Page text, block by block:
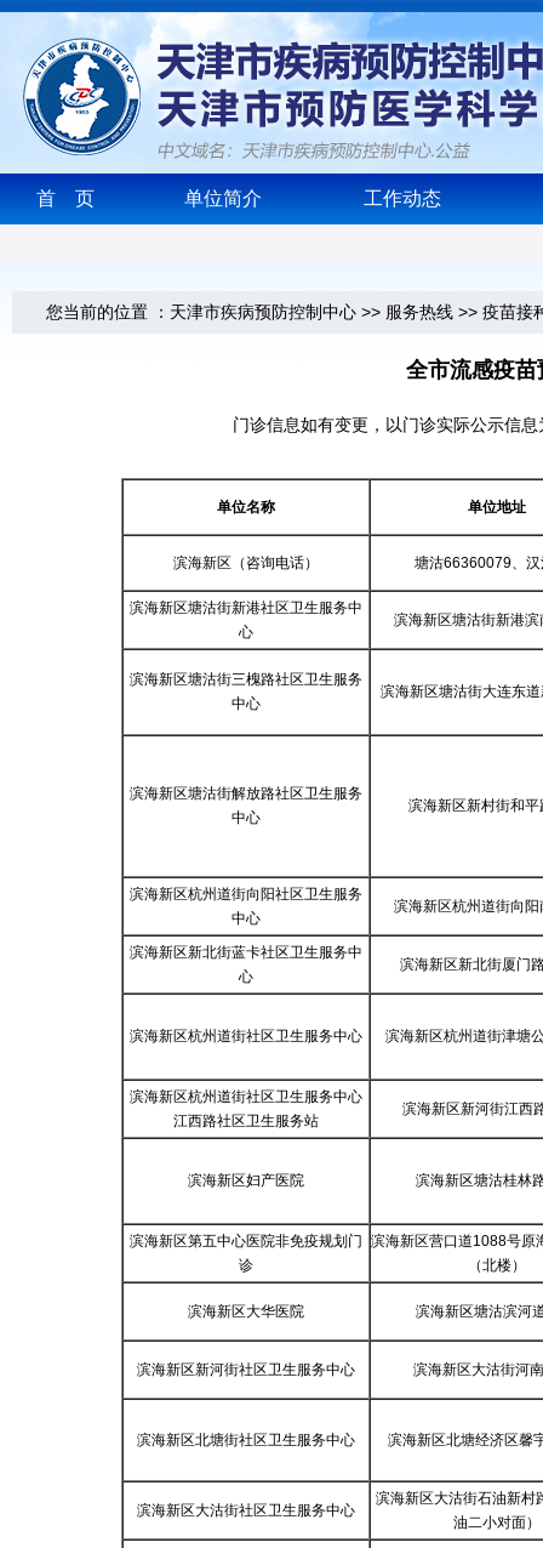
首 页 单位简介 工作动态
您当前的位置 ： 天津市疾病预防控制中心 >> 服务热线 >> 疫苗接
全市流感疫
门诊信息如有变更，以门诊实际公示信
单位名称 单位地址
滨海新区（咨询电话） 塘沽66360079、
滨海新区塘沽街新港社区卫生服务中
心
滨海新区塘沽街新港
滨海新区塘沽街三槐路社区卫生服务
中心
滨海新区塘沽街大连东
滨海新区塘沽街解放路社区卫生服务
中心
滨海新区新村街和
滨海新区杭州道街向阳社区卫生服务
中心
滨海新区杭州道街向
滨海新区新北街蓝卡社区卫生服务中
心
滨海新区新北街厦门
滨海新区杭州道街社区卫生服务中心 滨海新区杭州道街津塘
滨海新区杭州道街社区卫生服务中心
江西路社区卫生服务站
滨海新区新河街江西
滨海新区妇产医院 滨海新区塘沽桂林
滨海新区第五中心医院非免疫规划门
诊
滨海新区营口道1088号原
（北楼）
滨海新区大华医院 滨海新区塘沽滨河
滨海新区新河街社区卫生服务中心 滨海新区大沽街河
滨海新区北塘街社区卫生服务中心 滨海新区北塘经济区馨
滨海新区大沽街社区卫生服务中心
滨海新区大沽街石油新村
油二小对面）